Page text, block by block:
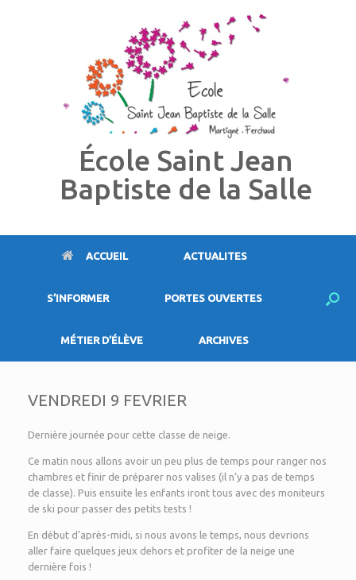
École Saint Jean
Baptiste de la Salle
ACCUEIL ACTUALITES
S’INFORMER PORTES OUVERTES
MÉTIER D’ÉLÈVE ARCHIVES
VENDREDI 9 FEVRIER
Dernière journée pour cette classe de neige.
Ce matin nous allons avoir un peu plus de temps pour ranger nos
chambres et finir de préparer nos valises (il n’y a pas de temps
de classe). Puis ensuite les enfants iront tous avec des moniteurs
de ski pour passer des petits tests !
En début d’après-midi, si nous avons le temps, nous devrions
aller faire quelques jeux dehors et profiter de la neige une
dernière fois !